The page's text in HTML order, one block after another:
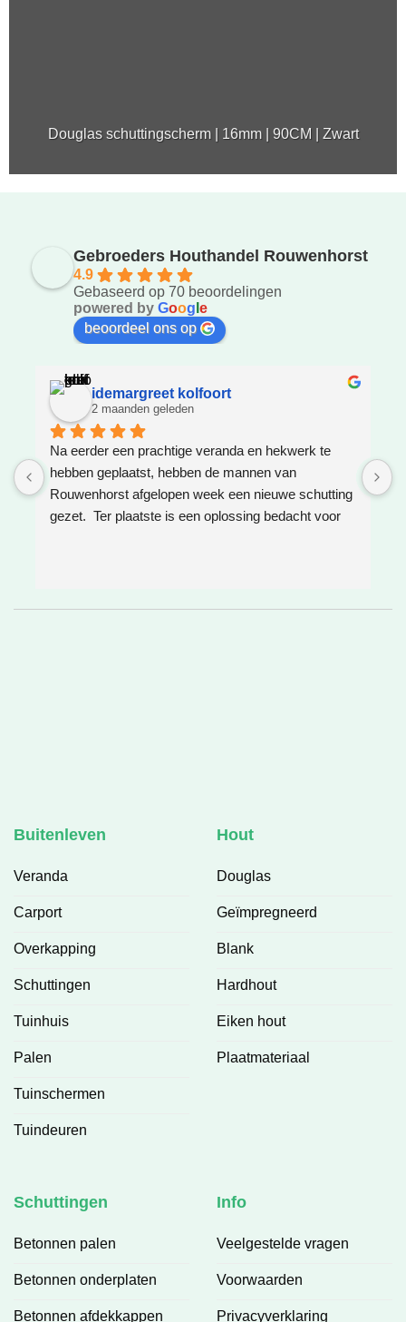
Douglas schuttingscherm | 16mm | 90CM | Zwart
Gebroeders Houthandel Rouwenhorst
4.9
Gebaseerd op 70 beoordelingen
powered by Goog e
beoordeel ons op
idemargreet kolfoort
2 maanden geleden
Na eerder een prachtige veranda en hekwerk te
hebben geplaatst, hebben de mannen van
Rouwenhorst afgelopen week een nieuwe schutting
gezet.  Ter plaatste is een oplossing bedacht voor
Buitenleven
Veranda
Carport
Overkapping
Schuttingen
Tuinhuis
Palen
Tuinschermen
Tuindeuren
Hout
Douglas
Geïmpregneerd
Blank
Hardhout
Eiken hout
Plaatmateriaal
Schuttingen
Betonnen palen
Betonnen onderplaten
Betonnen afdekkappen
Info
Veelgestelde vragen
Voorwaarden
Privacyverklaring